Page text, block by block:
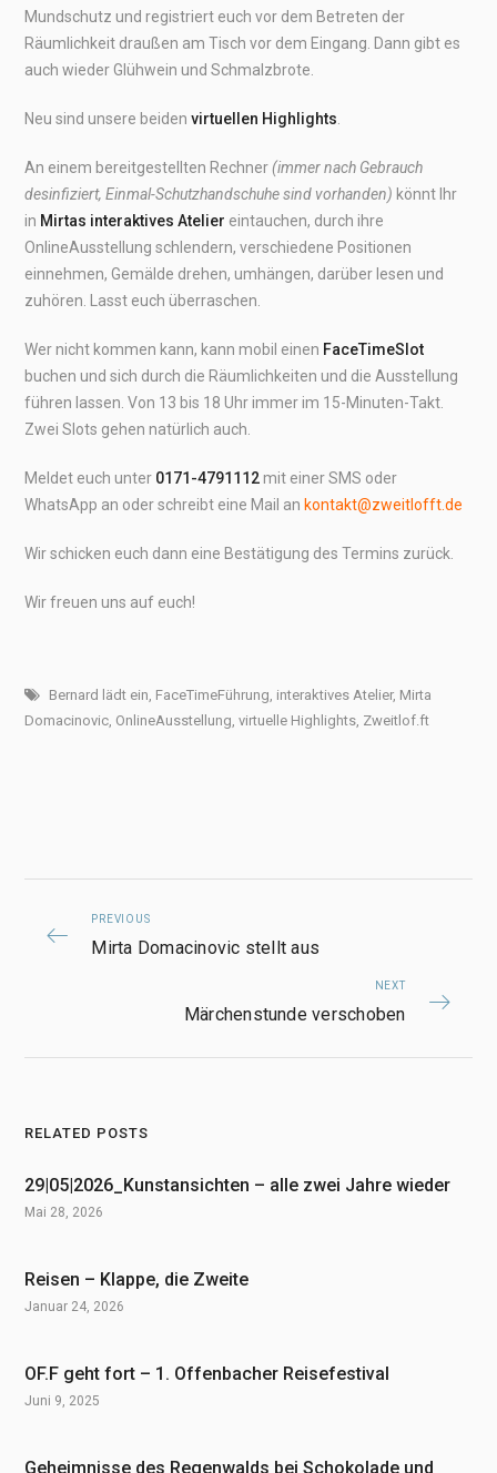
Mundschutz und registriert euch vor dem Betreten der
Räumlichkeit draußen am Tisch vor dem Eingang. Dann gibt es
auch wieder Glühwein und Schmalzbrote.
Neu sind unsere beidenvirtuellen Highlights
An einem bereitgestellten Rechner(immer nach Gebrauch
desinfiziert, Einmal-Schutzhandschuhe sind vorhanden) könnt Ihr
in Mirtas interaktives Atelier eintauchen, durch ihre
OnlineAusstellung schlendern, verschiedene Positionen
einnehmen, Gemälde drehen, umhängen, darüber lesen und
zuhören. Lasst euch überraschen.
Wer nicht kommen kann, kann mobil einen FaceTimeSlot
buchen und sich durch die Räumlichkeiten und die Ausstellung
führen lassen. Von 13 bis 18 Uhr immer im 15-Minuten-Takt.
Zwei Slots gehen natürlich auch.
Meldet euch unter 0171-4791112mit einer SMS oder
WhatsApp an oder schreibt eine Mail an kontakt@zweitlofft.de
Wir schicken euch dann eine Bestätigung des Termins zurück.
Wir freuen uns auf euch!
Bernard lädt ein, FaceTimeFührung, interaktives Atelier, Mirta
Domacinovic, OnlineAusstellung,virtuelle Highlights, Zweitlof.ft
PREVIOUS
Mirta Domacinovic stellt aus
NEXT
Märchenstunde verschoben
RELATED POSTS
29|05|2026_Kunstansichten – alle zwei Jahre wieder
Mai 28, 2026
Reisen – Klappe, die Zweite
Januar 24, 2026
OF.F geht fort – 1. Offenbacher Reisefestival
Juni 9, 2025
Geheimnisse des Regenwalds bei Schokolade und